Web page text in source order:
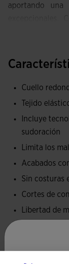
aportando una
básico en el
cálido.
y costuras
factores: por
piel
otro lado,
momento. De
nuevo para
En cuanto a la
muy ligero,
Mesh System
seco durante
Cuello
Tejido
Incluye
sudoración
Limita los
Acabados
Sin costuras
Cortes de
Libertad de
Tejido